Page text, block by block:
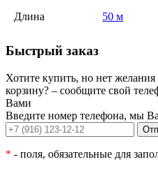
Длина 50 м
Быстрый заказ
Хотите купить, но нет желания
корзину? – сообщите свой
Вами
Введите номер телефона, мы
* - поля, обязательные для